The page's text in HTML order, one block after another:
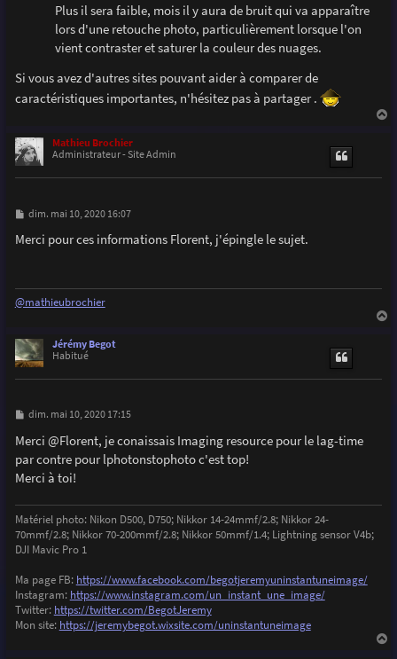
Plus il sera faible, mois il y aura de bruit qui va apparaître
lors d'une retouche photo, particulièrement lorsque l'on
vient contraster et saturer la couleur des nuages.
Si vous avez d'autres sites pouvant aider à comparer de
caractéristiques importantes, n'hésitez pas à partager .
Mathieu Brochier
Administrateur - Site Admin
M
s
s
dim. mai 10, 2020 16:07
Merci pour ces informations Florent, j'épingle le sujet.
@mathieubrochier
Jérémy Begot
Habitué
M
s
s
a
e
dim. mai 10, 2020 17:15
Merci @Florent, je conaissais Imaging resource pour le lag-time
par contre pour lphotonstophoto c'est top!
Merci à toi!
Matériel photo: Nikon D500, D750; Nikkor 14-24mmf/2.8; Nikkor 24-
70mmf/2.8; Nikkor 70-200mmf/2.8; Nikkor 50mmf/1.4; Lightning sensor V4b;
DJI Mavic Pro 1
Ma page FB: https://www.facebook.com/begotjeremyuninstantuneimage/
Instagram: https://www.instagram.com/un_instant_une_image/
Twitter: https://twitter.com/BegotJeremy
Mon site: https://jeremybegot.wixsite.com/uninstantuneimage